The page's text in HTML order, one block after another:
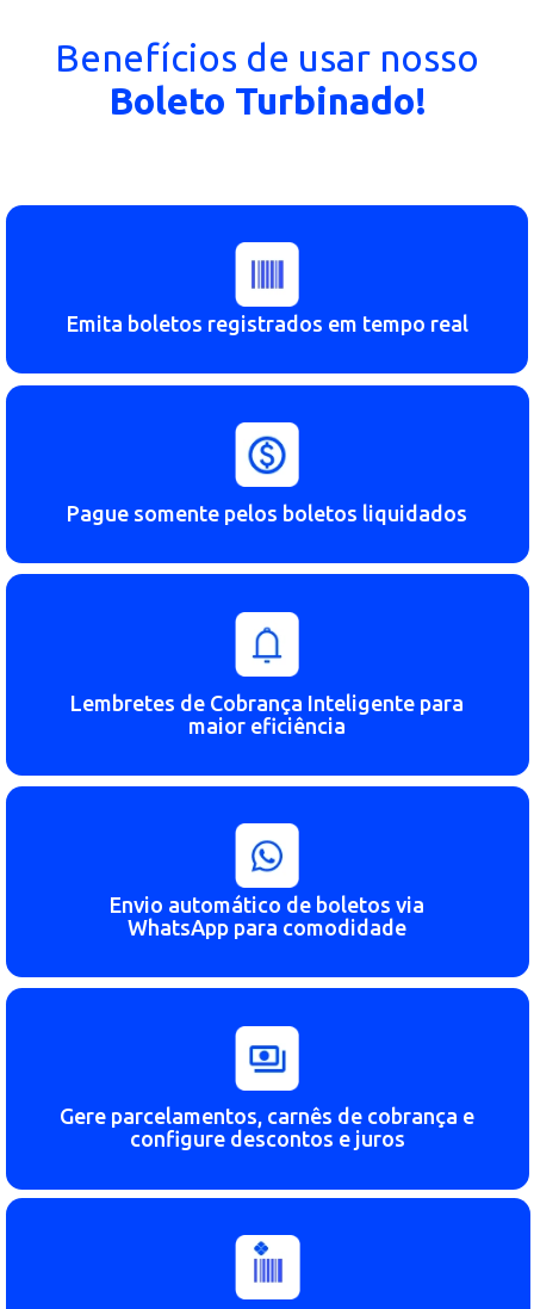
Boleto Turbinado!
Emita boletos registrados em tempo real
Pague somente pelos boletos liquidados
Lembretes de Cobrança Inteligente para
maior eficiência
Envio automático de boletos via
WhatsApp para comodidade